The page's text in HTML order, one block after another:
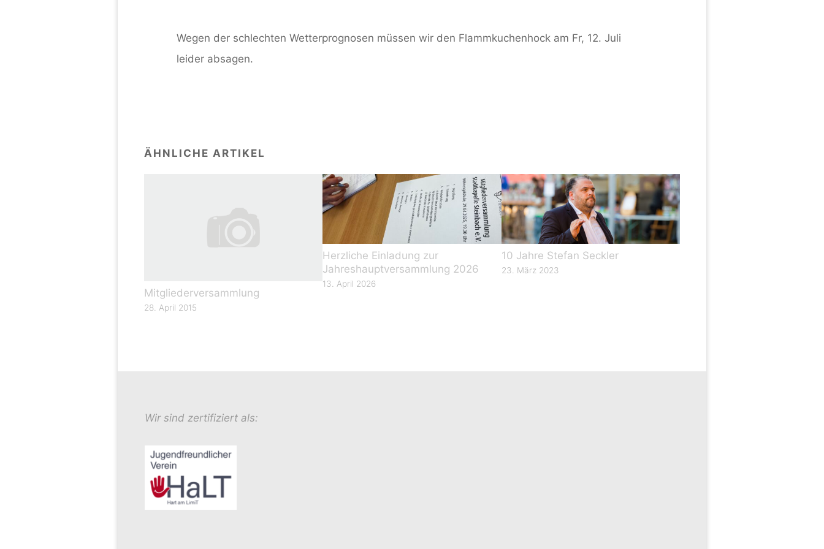
Wegen der schlechten Wetterprognosen müssen wir den Flammkuchenhock am Fr, 12. Juli
leider absagen.
ÄHNLICHE ARTIKEL
Mitgliederversammlung
28. April 2015
Herzliche Einladung zur
Jahreshauptversammlung 2026
13. April 2026
10 Jahre Stefan Seckler
23. März 2023
Wir sind zertifiziert als: